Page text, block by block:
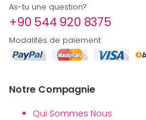
As-tu une question?
+90 544 920 8375
Modalités de paiement
Notre Compagnie
Qui Sommes Nous